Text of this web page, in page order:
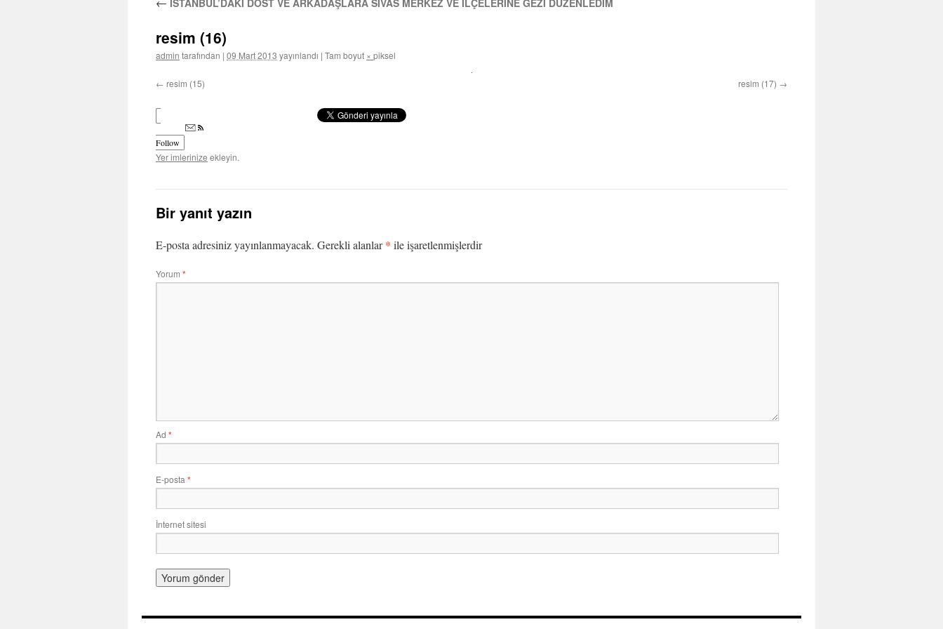
İSTANBUL’DAKİ DOST VE ARKADAŞLARA SİVAS MERKEZ VE İLÇELERİNE GEZİ DÜZENLEDİM
resim (16)
admin tarafından | 09 Mart 2013 yayınlandı | Tam boyut × piksel
resim (15) resim (17)
Follow
Yer imlerinize ekleyin.
Bir yanıt yazın
E-posta adresiniz yayınlanmayacak. Gerekli alanlar* ile işaretlenmişlerdir
Yorum *
Ad *
E-posta *
İnternet sitesi